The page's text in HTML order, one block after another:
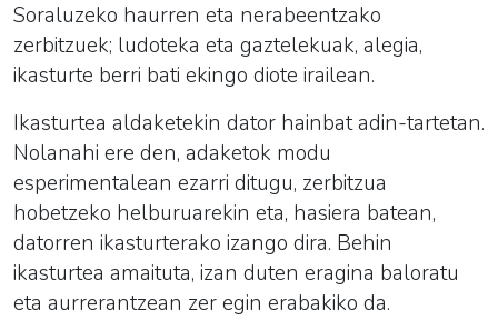
Soraluzeko haurren eta nerabeentzako
zerbitzuek; ludoteka eta gaztelekuak, alegia,
ikasturte berri bati ekingo diote irailean.
Ikasturtea aldaketekin dator hainbat adin-tartetan.
Nolanahi ere den, adaketok modu
esperimentalean ezarri ditugu, zerbitzua
hobetzeko helburuarekin eta, hasiera batean,
datorren ikasturterako izango dira. Behin
ikasturtea amaituta, izan duten eragina baloratu
eta aurrerantzean zer egin erabakiko da.